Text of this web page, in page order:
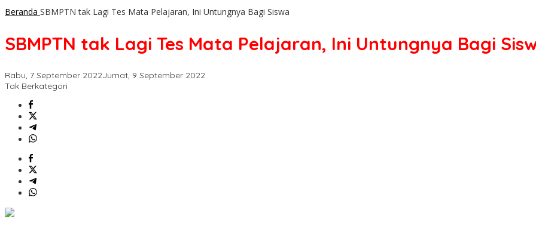
Beranda SBMPTN tak Lagi Tes Mata Pelajaran, Ini Untungnya Bagi Siswa
SBMPTN tak Lagi Tes Mata Pelajaran, Ini Untungnya Bagi
Rabu, 7 September 2022Jumat, 9 September 2022
Tak Berkategori